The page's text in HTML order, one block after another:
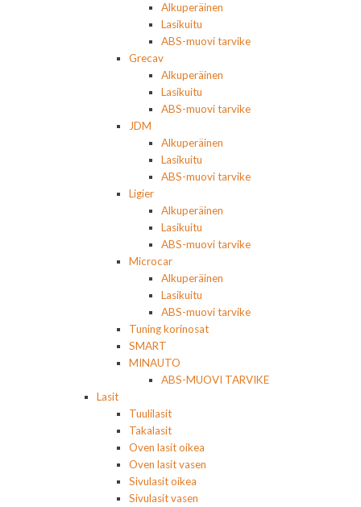
Alkuperäinen
Lasikuitu
ABS-muovi tarvike
Grecav
Alkuperäinen
Lasikuitu
ABS-muovi tarvike
JDM
Alkuperäinen
Lasikuitu
ABS-muovi tarvike
Ligier
Alkuperäinen
Lasikuitu
ABS-muovi tarvike
Microcar
Alkuperäinen
Lasikuitu
ABS-muovi tarvike
Tuning korinosat
SMART
MINAUTO
ABS-MUOVI TARVIKE
Lasit
Tuulilasit
Takalasit
Oven lasit oikea
Oven lasit vasen
Sivulasit oikea
Sivulasit vasen